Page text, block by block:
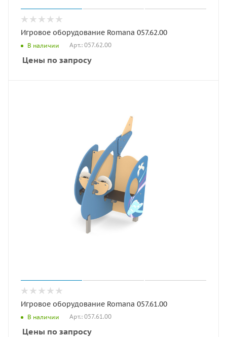
Игровое оборудование Romana 057.62.00
В наличии Арт.: 057.62.00
Цены по запросу
Игровое оборудование Romana 057.61.00
В наличии Арт.: 057.61.00
Цены по запросу